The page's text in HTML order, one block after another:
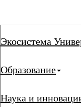
Экосистема
Образование
Наука и